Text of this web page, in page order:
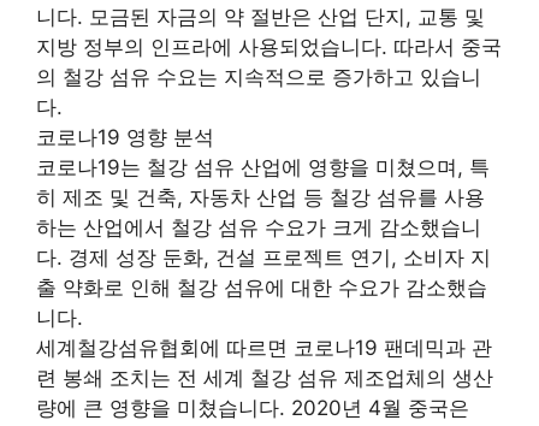
니다. 모금된 자금의 약 절반은 산업 단지, 교통 및
지방 정부의 인프라에 사용되었습니다. 따라서 중국
의 철강 섬유 수요는 지속적으로 증가하고 있습니
다.
코로나19 영향 분석
코로나19는 철강 섬유 산업에 영향을 미쳤으며, 특
히 제조 및 건축, 자동차 산업 등 철강 섬유를 사용
하는 산업에서 철강 섬유 수요가 크게 감소했습니
다. 경제 성장 둔화, 건설 프로젝트 연기, 소비자 지
출 약화로 인해 철강 섬유에 대한 수요가 감소했습
니다.
세계철강섬유협회에 따르면 코로나19 팬데믹과 관
련 봉쇄 조치는 전 세계 철강 섬유 제조업체의 생산
량에 큰 영향을 미쳤습니다. 2020년 4월 중국은